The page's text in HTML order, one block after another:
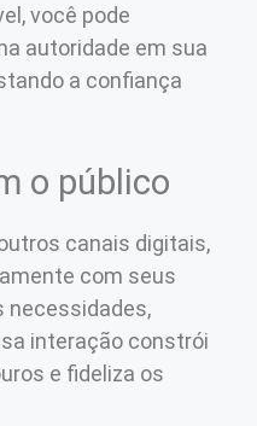
você pode
autoridade em sua
a confiança
o público
canais digitais,
com seus
necessidades,
interação constrói
e fideliza os